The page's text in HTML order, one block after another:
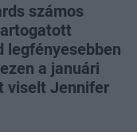
számos
legfényesebben
a januári
viselt Jennifer